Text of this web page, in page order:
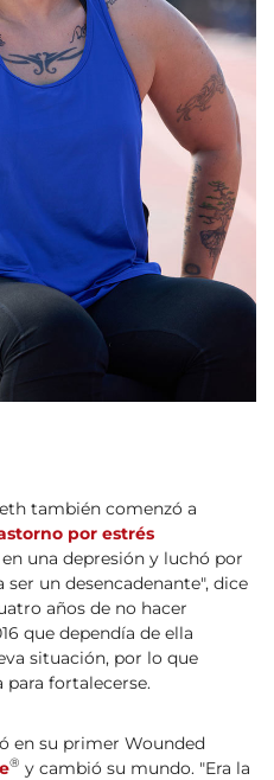
también comenzó a
por estrés
en una depresión y luchó por
ser un desencadenante", dice
años de no hacer
que dependía de ella
situación, por lo que
fortalecerse.
en su primer Wounded
® y cambió su mundo. "Era la